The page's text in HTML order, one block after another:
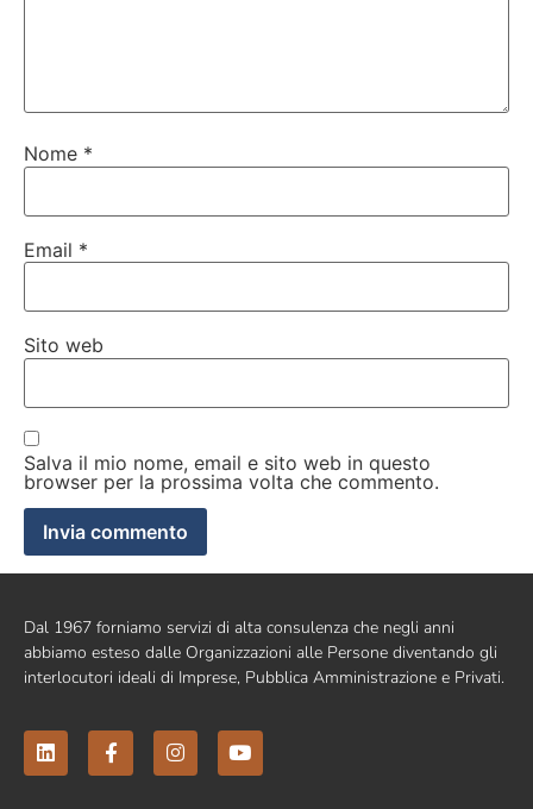
Nome *
Email *
Sito web
Salva il mio nome, email e sito web in questo
browser per la prossima volta che commento.
Dal 1967 forniamo servizi di alta consulenza che negli anni
abbiamo esteso dalle Organizzazioni alle Persone diventando gli
interlocutori ideali di Imprese, Pubblica Amministrazione e Privati.